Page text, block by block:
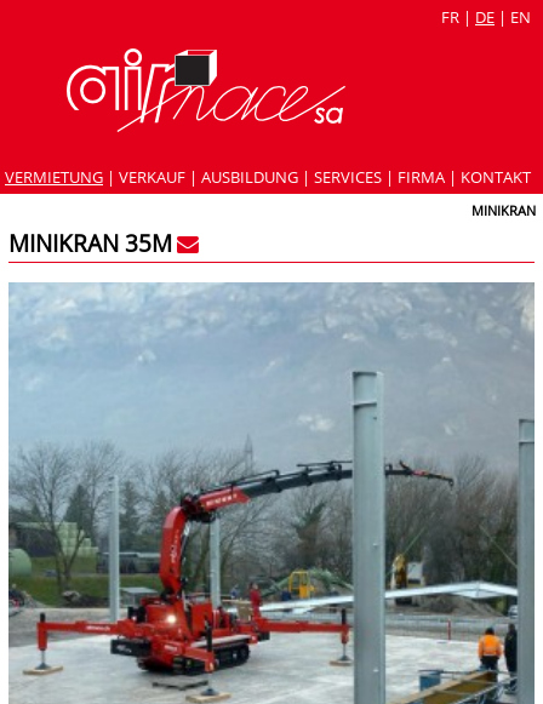
FR | DE | EN
VERMIETUNG | VERKAUF | AUSBILDUNG | SERVICES | FIRMA | KONTAKT
MINIKRAN
MINIKRAN 35M